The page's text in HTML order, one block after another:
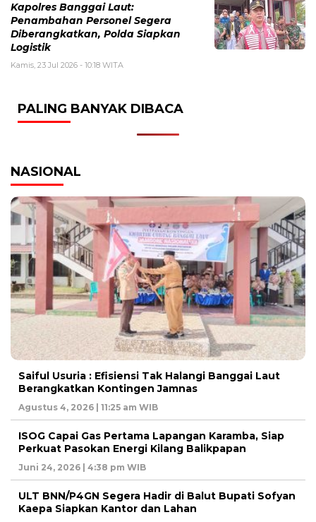
Kapolres Banggai Laut:
Penambahan Personel Segera
Diberangkatkan, Polda Siapkan
Logistik
Kamis, 23 Jul 2026 - 10:18 WITA
PALING BANYAK DIBACA
NASIONAL
Saiful Usuria : Efisiensi Tak Halangi Banggai Laut
Berangkatkan Kontingen Jamnas
Agustus 4, 2026 | 11:25 am WIB
ISOG Capai Gas Pertama Lapangan Karamba, Siap
Perkuat Pasokan Energi Kilang Balikpapan
Juni 24, 2026 | 4:38 pm WIB
ULT BNN/P4GN Segera Hadir di Balut Bupati Sofyan
Kaepa Siapkan Kantor dan Lahan